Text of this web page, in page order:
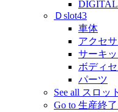
DIGITAL
Ｄslot43
車体
アクセ
サーキッ
ボディセ
パーツ
See all スロッ
Go to 生産終